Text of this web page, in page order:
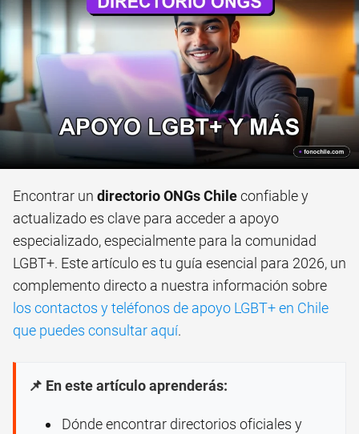
Encontrar un directorio ONGs Chileconfiable y
actualizado es clave para acceder a apoyo
especializado, especialmente para la comunidad
LGBT+. Este artículo es tu guía esencial para 2026, un
complemento directo a nuestra información sobre
los contactos y teléfonos de apoyo LGBT+ en Chile
que puedes consultar aquí.
📌 En este artículo aprenderás:
Dónde encontrar directorios oficiales y